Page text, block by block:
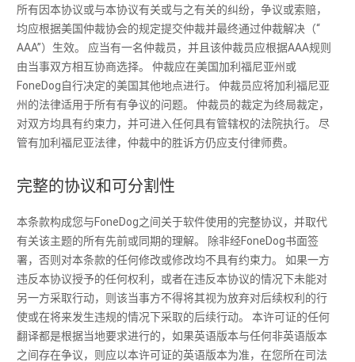
所有因本协议或与本协议有关或与之有关的纠纷，争议或索赔，
均应根据美国仲裁协会的规定提交仲裁并最终通过仲裁解决（“
AAA”）生效。 应当有一名仲裁员，并且该仲裁员应根据AAA规则
由当事双方相互协商选择。 仲裁应在美国加利福尼亚州或
FoneDog自行决定的美国其他地点进行。 仲裁员应将加利福尼亚
州的法律适用于所有有争议的问题。 仲裁员的裁定为终局裁定，
对双方均具有约束力，并可进入任何具有管辖权的法院执行。 尽
管有加利福尼亚法律，仲裁中的胜诉方仍应支付律师费。
完整的协议和可分割性
本条款构成您与FoneDog之间关于软件使用的完整协议，并取代
有关该主题的所有先前或同期的理解。 除非经FoneDog书面签
署，否则对本条款的任何修改或修改均不具有约束力。 如果一方
违反本协议授予的任何权利，或者在违反本协议的情况下未能对
另一方采取行动，则该当事方不得将其视为放弃对后续权利的行
使或在将来发生违规的情况下采取的后续行动。 本许可证的任何
翻译都是根据当地要求进行的，如果英语版本与任何非英语版本
之间存在争议，则应以本许可证的英语版本为准，在您所在司法